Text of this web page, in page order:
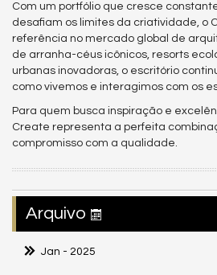
Com um portfólio que cresce
desafiam os limites da criatividade, o
referência no mercado global de
de arranha-céus icônicos, resorts
urbanas inovadoras, o escritório
como vivemos e interagimos com os
Para quem busca inspiração e
Create representa a perfeita
compromisso com a qualidade.
Arquivo
Jan - 2025